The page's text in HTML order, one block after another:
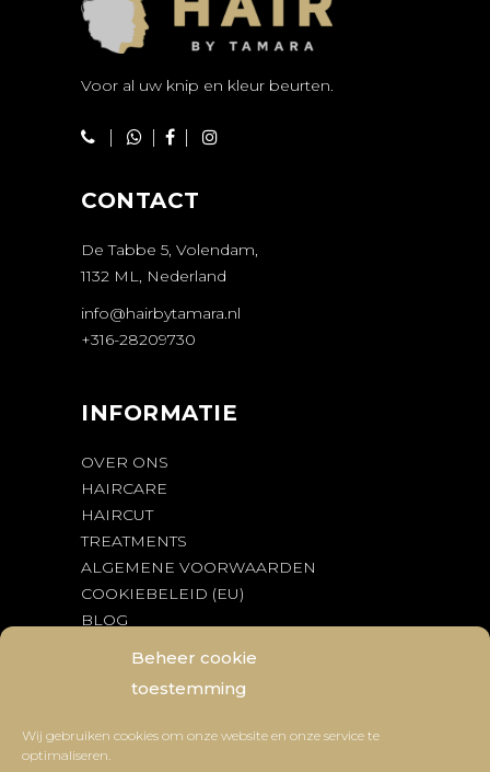
Beheer cookie
toestemming
Wij gebruiken cookies om onze website en onze service te
optimaliseren.
Voor al uw knip en kleur beurten.
CONTACT
De Tabbe 5, Volendam,
1132 ML, Nederland
info@hairbytamara.nl
+316-28209730
INFORMATIE
OVER ONS
HAIRCARE
HAIRCUT
TREATMENTS
ALGEMENE VOORWAARDEN
COOKIEBELEID (EU)
BLOG
Working Days